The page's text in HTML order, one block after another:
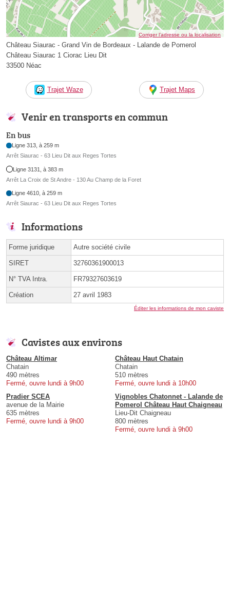
Corriger l’adresse ou la localisation
Château Siaurac - Grand Vin de Bordeaux - Lalande de Pomerol
Château Siaurac 1 Ciorac Lieu Dit
33500 Néac
Trajet Waze Trajet Maps
Venir en transports en commun
En bus
Ligne 313, à 259 m
Arrêt Siaurac - 63 Lieu Dit aux Reges Tortes
Ligne 3131, à 383 m
Arrêt La Croix de St Andre - 130 Au Champ de la Foret
Ligne 4610, à 259 m
Arrêt Siaurac - 63 Lieu Dit aux Reges Tortes
Informations
Forme juridique Autre société civile
SIRET 32760361900013
N° TVA Intra. FR79327603619
Création 27 avril 1983
Éditer les informations de mon caviste
Cavistes aux environs
Château Altimar
Chatain
490 mètres
Fermé, ouvre lundi à 9h00
Château Haut Chatain
Chatain
510 mètres
Fermé, ouvre lundi à 10h00
Pradier SCEA
avenue de la Mairie
635 mètres
Fermé, ouvre lundi à 9h00
Vignobles Chatonnet - Lalande de
Pomerol Château Haut Chaigneau
Lieu-Dit Chaigneau
800 mètres
Fermé, ouvre lundi à 9h00